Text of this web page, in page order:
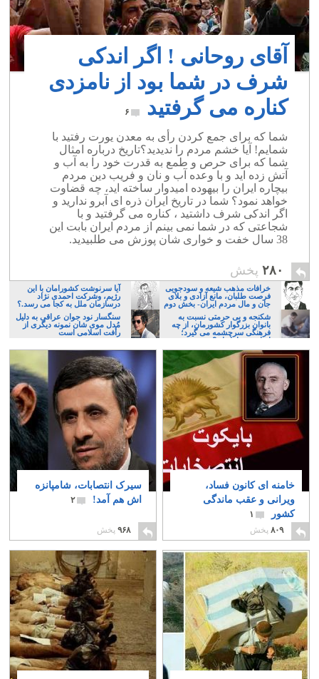
آقای روحانی ! اگر اندکی
شرف در شما بود از نامزدی
کناره می گرفتید
۶
شما که برای جمع کردن رأی به معدن یورت رفتید با
شمایم! آیا خشم مردم را ندیدید؟تاریخ درباره امثال
شما که برای حرص و طمع به قدرت خود را به آب و
آتش زده اید و با وعده آب و نان و فریب دین مردم
بیچاره ایران را بیهوده امیدوار ساخته اید، چه قضاوت
خواهد نمود؟ شما در تاریخ ایران ذره ای آبرو ندارید و
اگر اندکی شرف داشتید ، کناره می گرفتید و با
شجاعتی که در شما نمی بینم از مردم ایران بابت این
38 سال خفت و خواری شان پوزش می طلبیدید.
۲۸۰ پخش
خرافات مذهب شیعه و سودجویی
فرصت طلبان، مانع آزادی و بلای
جان و مال مردم ایران- بخش دوم
آیا سرنوشت کشورامان با این
رژیم، وشرکت احمدی نژاد
درسازمان ملل به کجا می رسد.؟
شکنجه و بی حرمتی نسبت به
بانوان بزرگوار کشورمان، از چه
فرهنگی سرچشمه می گیرد؛
ایرانی، و یا تازیان؟
سنگسار نود جوان عراقی به دلیل
مُدل موی شان نمونه دیگری از
رأفت اسلامی است
خامنه ای کانون فساد،
ویرانی و عقب ماندگی
کشور
۱
۸۰۹ پخش
سیرک انتصابات، شامپانزه
اش هم آمد!
۲
۹۶۸ پخش